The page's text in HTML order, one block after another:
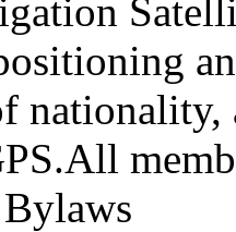
nationality,